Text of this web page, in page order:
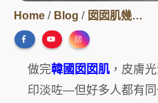
Home / Blog / 囡囡肌幾耐做一次？效果持續幾耐？完整頻率指南【Chill Relax HK】
做完韓國囡囡肌 ，皮膚
印淡咗—但好多人都有